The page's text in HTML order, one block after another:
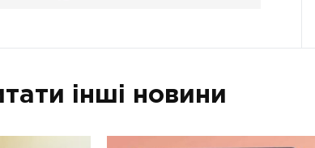
інші новини